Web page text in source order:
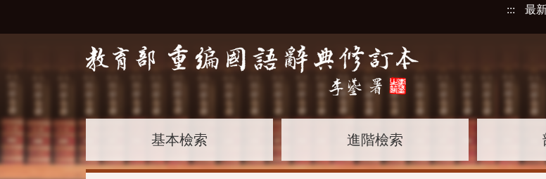
::: 最
基本檢索 進階檢索